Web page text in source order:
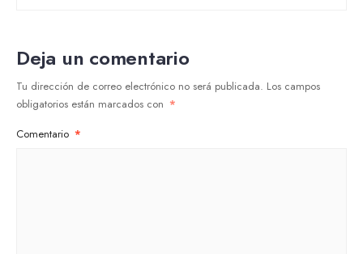
Deja un comentario
Tu dirección de correo electrónico no será publicada. Los campos
obligatorios están marcados con *
Comentario *